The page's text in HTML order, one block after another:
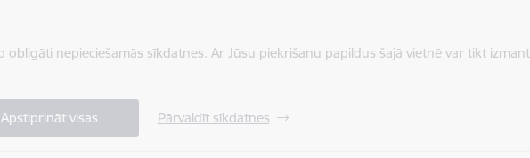
nepieciešamās sīkdatnes. Ar Jūsu piekrišanu papildus šajā vietnē var tikt
Apstiprināt visas Pārvaldīt sīkdatnes